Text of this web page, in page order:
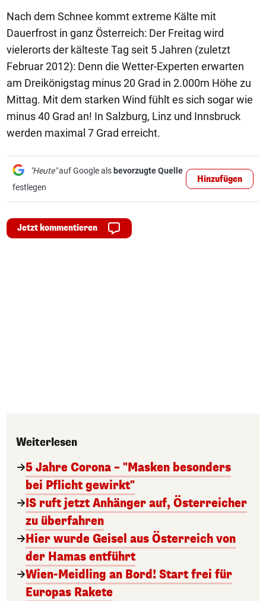
Nach dem Schnee kommt extreme Kälte mit
Dauerfrost in ganz Österreich: Der Freitag wird
vielerorts der kälteste Tag seit 5 Jahren (zuletzt
Februar 2012): Denn die Wetter-Experten erwarten
am Dreikönigstag minus 20 Grad in 2.000m Höhe zu
Mittag. Mit dem starken Wind fühlt es sich sogar wie
minus 40 Grad an! In Salzburg, Linz und Innsbruck
werden maximal 7 Grad erreicht.
"Heute"auf Google als bevorzugte Quelle
festlegen
Hinzufügen
Jetzt kommentieren
Weiterlesen
5 Jahre Corona – "Masken besonders
bei Pflicht gewirkt"
IS ruft jetzt Anhänger auf, Österreicher
zu überfahren
Hier wurde Geisel aus Österreich von
der Hamas entführt
Wien-Meidling an Bord! Start frei für
Europas Rakete